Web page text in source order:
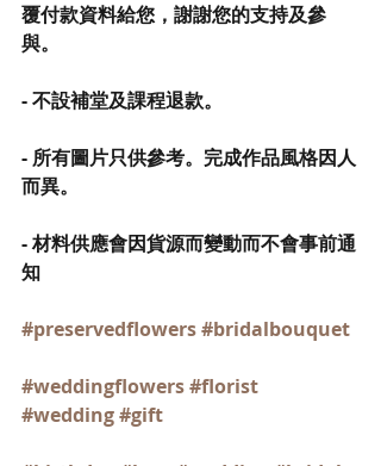
覆付款資料給您，謝謝您的支持及參
與。
- 不設補堂及課程退款。
- 所有圖片只供參考。完成作品風格因人
而異。
- 材料供應會因貨源而變動而不會事前通
知
#preservedflowers#bridalbouquet
#weddingflowers#florist
#wedding#gift